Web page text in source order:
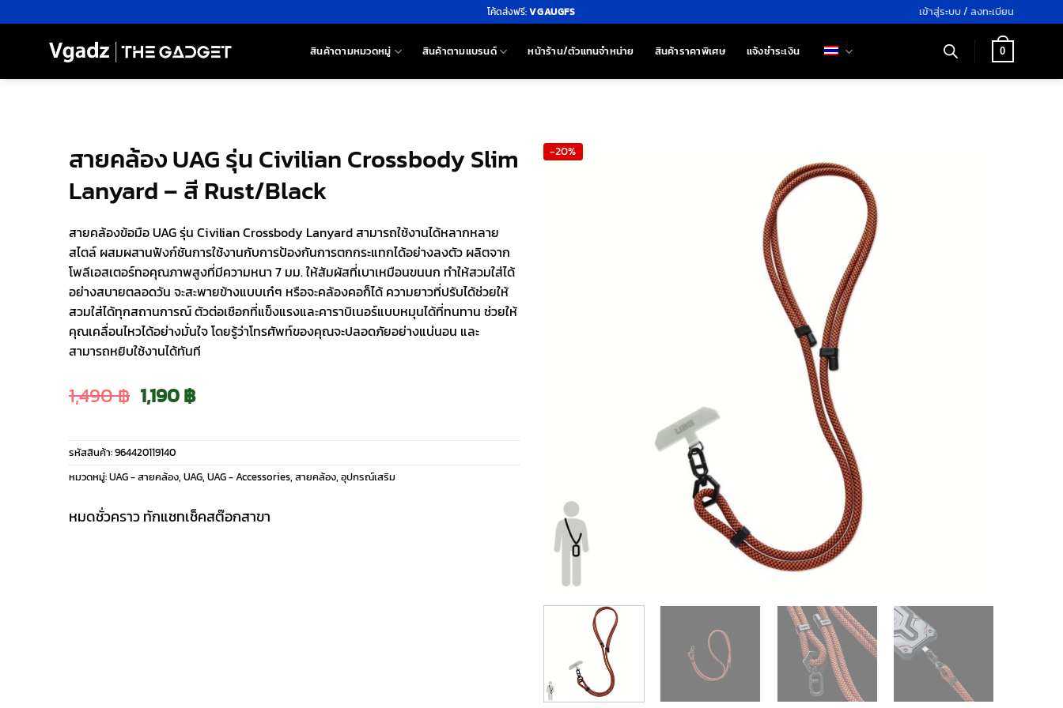
ไป
โค้ดส่งฟรี:VGAUGFS เข้าสู่ระบบ / ลงทะเบียน
สินค้าตามหมวดหมู่ สินค้าตามแบรนด์ หน้าร้าน/ตัวแทนจำหน่าย สินค้าราคาพิเศษ แจ้งชำระเงิน 0
สายคล้อง UAG รุ่น Civilian Crossbody Slim
Lanyard – สี Rust/Black
สายคล้องข้อมือ UAG รุ่น Civilian Crossbody Lanyard สามารถใช้งานได้หลากหลาย
สไตล์ ผสมผสานฟังก์ชันการใช้งานกับการป้องกันการตกกระแทกได้อย่างลงตัว ผลิตจาก
โพลีเอสเตอร์ทอคุณภาพสูงที่มีความหนา 7 มม. ให้สัมผัสที่เบาเหมือนขนนก ทำให้สวมใส่ได้
อย่างสบายตลอดวัน จะสะพายข้างแบบเก๋ๆ หรือจะคล้องคอก็ได้ ความยาวที่ปรับได้ช่วยให้
สวมใส่ได้ทุกสถานการณ์ ตัวต่อเชือกที่แข็งแรงและคาราบิเนอร์แบบหมุนได้ที่ทนทาน ช่วยให้
คุณเคลื่อนไหวได้อย่างมั่นใจ โดยรู้ว่าโทรศัพท์ของคุณจะปลอดภัยอย่างแน่นอน และ
สามารถหยิบใช้งานได้ทันที
1,490฿ Original
price
was:
1,490 ฿.
1,190฿Current
price
is:
1,190 ฿.
รหัสสินค้า:964420119140
หมวดหมู่:UAG - สายคล้อง, UAG, UAG - Accessories, สายคล้อง, อุปกรณ์เสริม
หมดชั่วคราว ทักแชทเช็คสต๊อกสาขา
-20%